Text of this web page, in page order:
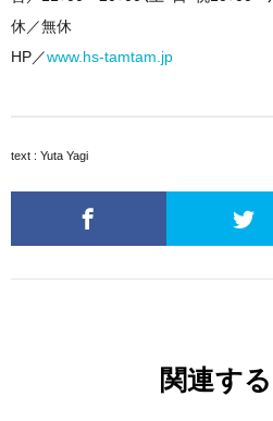
休／無休
HP／www.hs-tamtam.jp
text : Yuta Yagi
関連す